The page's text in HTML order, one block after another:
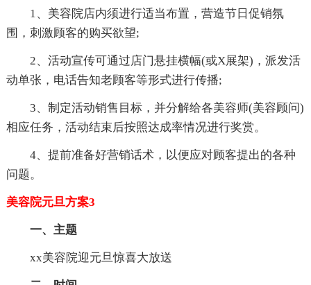
1、美容院店内须进行适当布置，营造节日促销氛
围，刺激顾客的购买欲望;
2、活动宣传可通过店门悬挂横幅(或X展架)，派发活
动单张，电话告知老顾客等形式进行传播;
3、制定活动销售目标，并分解给各美容师(美容顾问)
相应任务，活动结束后按照达成率情况进行奖赏。
4、提前准备好营销话术，以便应对顾客提出的各种
问题。
美容院元旦方案3
一、主题
xx美容院迎元旦惊喜大放送